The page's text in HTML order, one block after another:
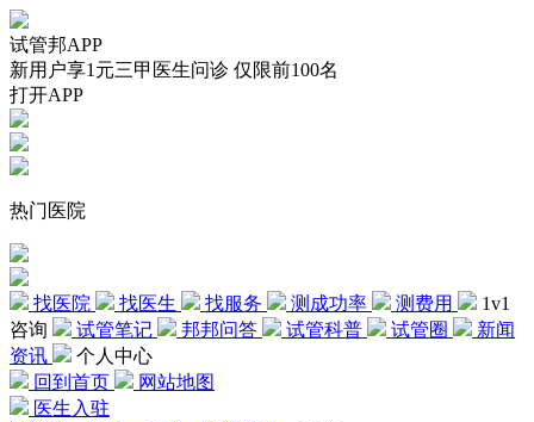
试管邦APP
新用户享1元三甲医生问诊 仅限前100名
打开APP
热门医院
找医院 找医生 找服务 测成功率 测费用
1v1
咨询
试管笔记 邦邦问答 试管科普 试管圈
新闻
资讯
个人中心
回到首页
网站地图
医生入驻